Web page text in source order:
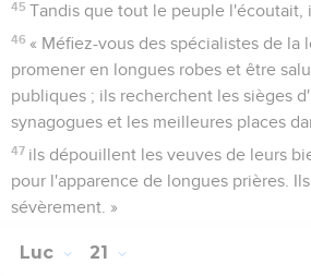
45 Tandis que tout le peuple l'écoutait,
46 « Méfiez-vous des spécialistes de la
promener en longues robes et être
publiques ; ils recherchent les sièges
synagogues et les meilleures places
47 ils dépouillent les veuves de leurs
pour l'apparence de longues prières.
sévèrement. »
Luc 21